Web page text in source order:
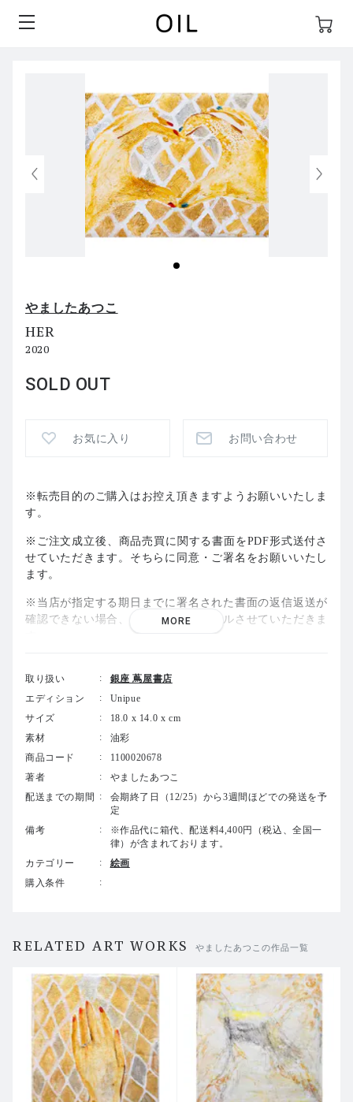
やましたあつこ
HER
2020
SOLD OUT
お気に入り お問い合わせ
※転売目的のご購入はお控え頂きますようお願いいたしま
す。
※ご注文成立後、商品売買に関する書面をPDF形式送付さ
せていただきます。そちらに同意・ご署名をお願いいたし
ます。
※当店が指定する期日までに署名された書面の返信返送が
確認できない場合、ご注文をキャンセルさせていただきま
前連絡なしにご注文のキャンセルをさせていただきます。
こちらの商品は店頭併売商品につき、品切れの場合にはご
注文をキャンセルとさせていただく場合がございます。ご
了承ください。
MORE
取り扱い
銀座 蔦屋書店
エディション
Unipue
サイズ
18.0 x 14.0 x cm
素材
油彩
商品コード
1100020678
著者
やましたあつこ
配送までの期間
会期終了日（12/25）から3週間ほどでの発送を予
定
備考
※作品代に箱代、配送料4,400円（税込、全国一
律）が含まれております。
カテゴリー
絵画
購入条件
RELATED ART WORKS やましたあつこの作品一覧